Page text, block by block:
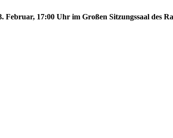
17:00 Uhr im Großen Sitzungssaal des